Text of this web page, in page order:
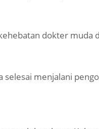
dokter muda
selesai menjalani